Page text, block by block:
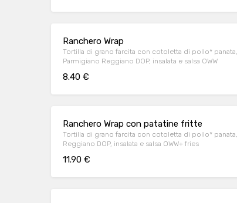
Ranchero Wrap
Tortilla di grano farcita con cotoletta di pollo*
Parmigiano Reggiano DOP, insalata e salsa OWW
8.40 €
Ranchero Wrap con patatine fritte
Tortilla di grano farcita con cotoletta di pollo*
Reggiano DOP, insalata e salsa OWW+ fries
11.90 €